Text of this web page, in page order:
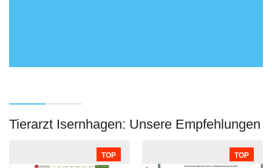
Tierarzt Isernhagen: Unsere Empfehlungen
TOP TOP